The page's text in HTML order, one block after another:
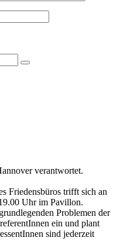
verantwortet.
Friedensbüros trifft sich an
Uhr im Pavillon.
Problemen der
ein und plant
sind jederzeit